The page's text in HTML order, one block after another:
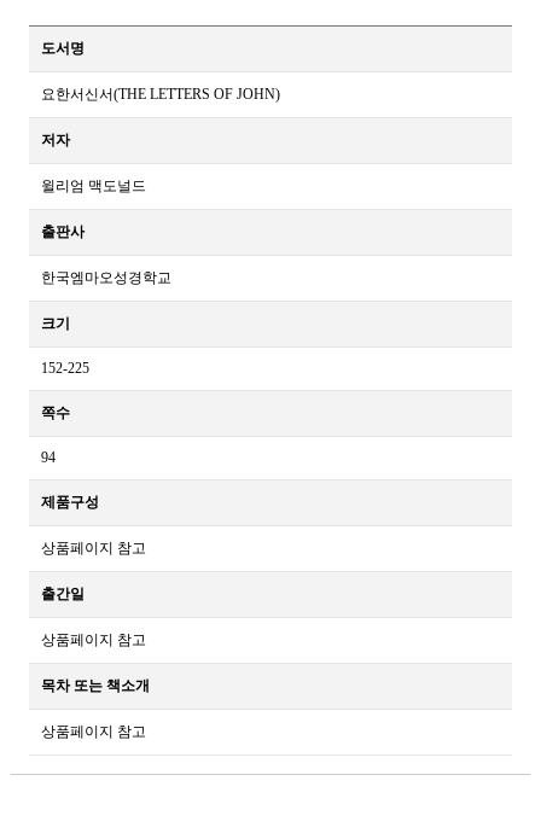
도서명
요한서신서(THE LETTERS OF JOHN)
저자
윌리엄 맥도널드
출판사
한국엠마오성경학교
크기
152-225
쪽수
94
제품구성
상품페이지 참고
출간일
상품페이지 참고
목차 또는 책소개
상품페이지 참고